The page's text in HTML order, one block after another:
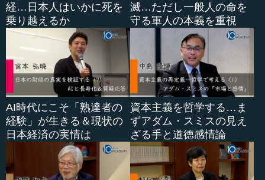
経…日本人はいかに死を
乗り越えるか
滅…ただし一般人の命を
守る軍人の本義を重視
AI時代にこそ「熟達者の
経験」が生きる＆現状の
日本経済の実情は
資本主義を哲学する…ま
ずアダム・スミスの見え
ざる手と道徳感情論